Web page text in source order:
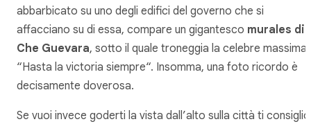
abbarbicato su uno degli edifici del governo che si
affacciano su di essa, compare un gigantesco murales di
Che Guevara, sotto il quale troneggia la celebre massima
“Hasta la victoria siempre“. Insomma, una foto ricordo è
decisamente doverosa.
Se vuoi invece goderti la vista dall’alto sulla città ti consiglio